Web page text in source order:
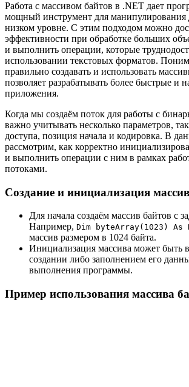
Работа с массивом байтов в .NET дает
мощный инструмент для
низком уровне. С этим подходом можно
эффективности при обработке больших
и выполнить операции, которые
использовании текстовых форматов.
правильно создавать и использовать
позволяет разрабатывать более быстрые и
приложения.
Когда мы создаём поток для работы с
важно учитывать несколько параметров,
доступа, позиция начала и кодировка. В
рассмотрим, как корректно
и выполнить операции с ним в рамках
потоками.
Создание и инициализация
Для начала создаём массив байтов с
Например, Dim byteArray(1023) As
массив размером в 1024 байта.
Инициализация массива может быть
создании либо заполнением его
выполнения программы.
Пример использования массива